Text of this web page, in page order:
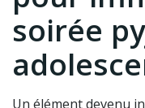
soirée
Un élément devenu